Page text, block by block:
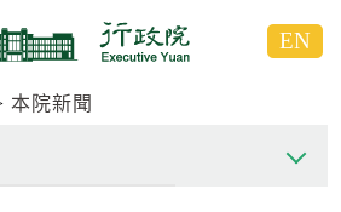
EN
本院新聞